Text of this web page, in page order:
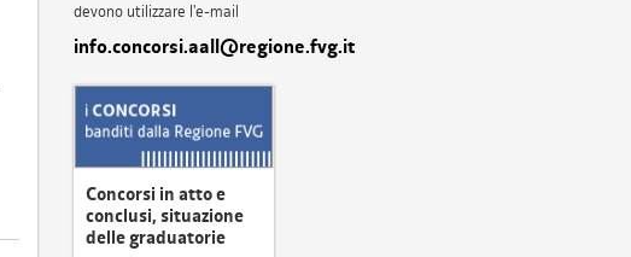
devono utilizzare l'e-mail
info.concorsi.aall@regione.fvg.it
Concorsi in atto e
conclusi, situazione
delle graduatorie